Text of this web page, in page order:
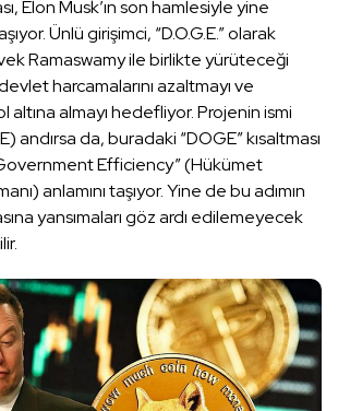
Elon Musk’ın son hamlesiyle yine
Ünlü girişimci, “D.O.G.E.” olarak
Ramaswamy ile birlikte yürüteceği
harcamalarını azaltmayı ve
almayı hedefliyor. Projenin ismi
andırsa da, buradaki “DOGE” kısaltması
Efficiency” (Hükümet
anlamını taşıyor. Yine de bu adımın
yansımaları göz ardı edilemeyecek